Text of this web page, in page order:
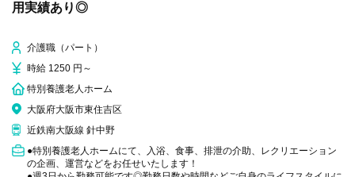
用実績あり◎
介護職（パート）
時給 1250 円～
特別養護老人ホーム
大阪府大阪市東住吉区
近鉄南大阪線 針中野
●特別養護老人ホームにて、入浴、食事、排泄の介助、レクリエーション
の企画、運営などをお任せいたします！